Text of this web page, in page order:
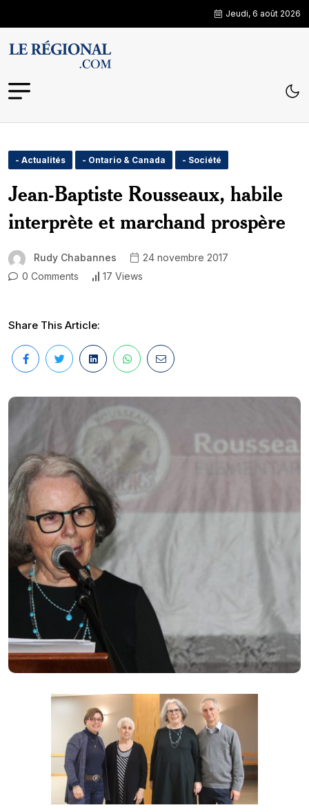
Jeudi, 6 août 2026
- Actualités - Ontario & Canada - Société
Jean-Baptiste Rousseaux, habile
interprète et marchand prospère
Rudy Chabannes
24 novembre 2017
0 Comments
17 Views
Share This Article: